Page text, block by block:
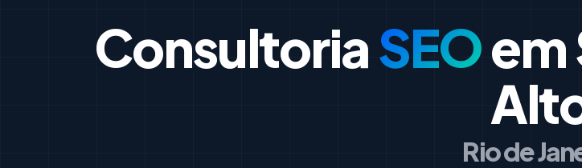
ConsultoriaSEOem
Rio de